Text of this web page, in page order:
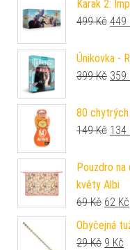
Karak 2:
499Kč 449
Únikovka -
399Kč 359
80
149Kč 134
Pouzdro
květy Albi
69Kč 62 Kč
Obyčejná
29Kč 9 Kč